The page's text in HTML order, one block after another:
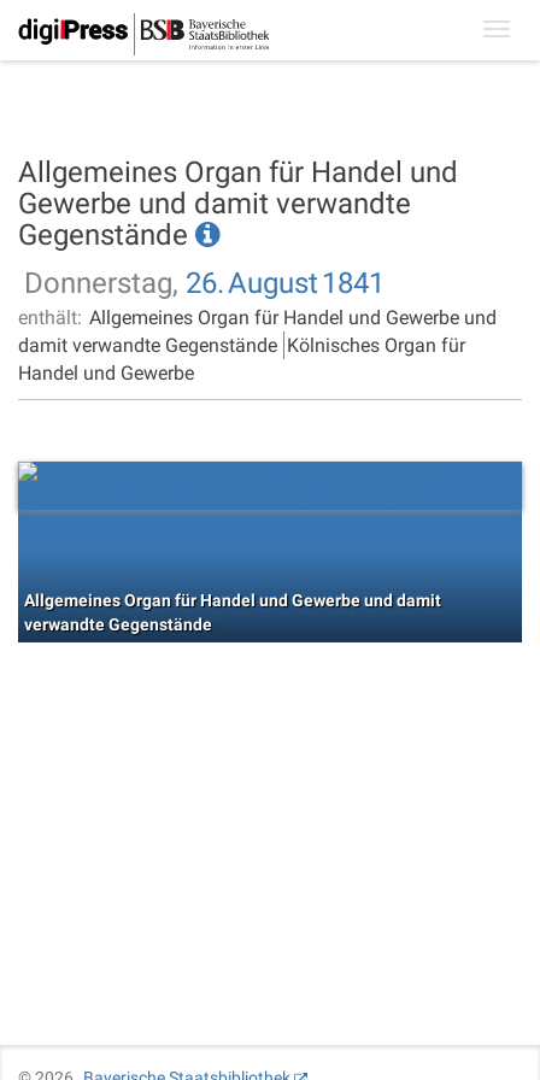
Allgemeines Organ für Handel und
Gewerbe und damit verwandte
Gegenstände
Donnerstag, 26.August 1841
enthält: Allgemeines Organ für Handel und Gewerbe und
damit verwandte Gegenstände Kölnisches Organ für
Handel und Gewerbe
Allgemeines Organ für Handel und Gewerbe und damit
verwandte Gegenstände